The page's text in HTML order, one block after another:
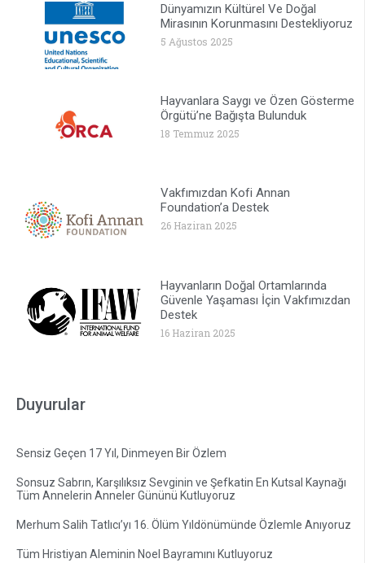
Dünyamızın Kültürel Ve Doğal
Mirasının Korunmasını Destekliyoruz
5 Ağustos 2025
Hayvanlara Saygı ve Özen Gösterme
Örgütü’ne Bağışta Bulunduk
18 Temmuz 2025
Vakfımızdan Kofi Annan
Foundation’a Destek
26 Haziran 2025
Hayvanların Doğal Ortamlarında
Güvenle Yaşaması İçin Vakfımızdan
Destek
16 Haziran 2025
Duyurular
Sensiz Geçen 17 Yıl, Dinmeyen Bir Özlem
Sonsuz Sabrın, Karşılıksız Sevginin ve Şefkatin En Kutsal Kaynağı
Tüm Annelerin Anneler Gününü Kutluyoruz
Merhum Salih Tatlıcı’yı 16. Ölüm Yıldönümünde Özlemle Anıyoruz
Tüm Hristiyan Aleminin Noel Bayramını Kutluyoruz